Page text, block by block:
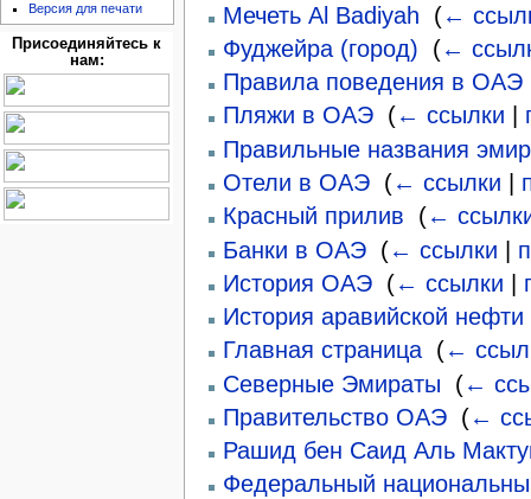
Мечеть Al Badiyah
(←
Фуджейра (город)
(←
Правила поведения в ОАЭ
Пляжи в ОАЭ‎ (← ссылки
Правильные названия
Отели в ОАЭ‎ (← ссылки
Красный прилив
(←
Банки в ОАЭ‎ (← ссылки |
История ОАЭ‎ (← ссылки
История аравийской нефти
Главная страница‎ (←
Северные Эмираты
(←
Правительство ОАЭ‎ (←
Рашид бен Саид Аль
Федеральный
Версия для печати
Присоединяйтесь к
нам: